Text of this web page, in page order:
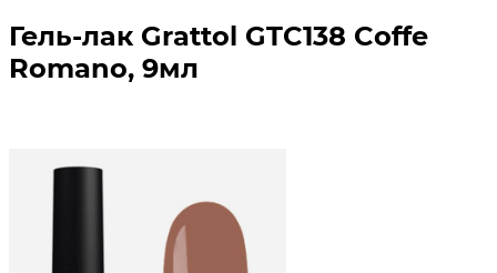
Гель-лак Grattol GTC138 Coffe
Romano, 9мл